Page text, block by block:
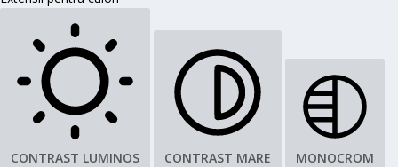
CONTRAST LUMINOS CONTRAST MARE
MONOCROM